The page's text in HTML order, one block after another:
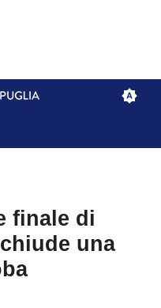
finale di
una